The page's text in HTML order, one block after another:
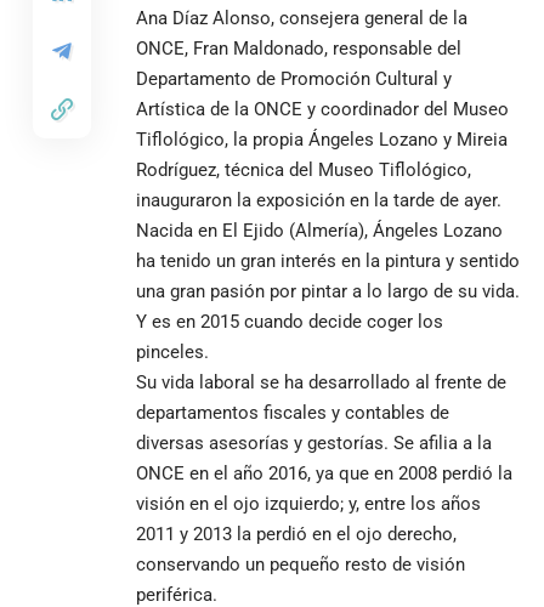
Ana Díaz Alonso, consejera general de la
ONCE, Fran Maldonado, responsable del
Departamento de Promoción Cultural y
Artística de la ONCE y coordinador del Museo
Tiflológico, la propia Ángeles Lozano y Mireia
Rodríguez, técnica del Museo Tiflológico,
inauguraron la exposición en la tarde de ayer.
Nacida en El Ejido (Almería), Ángeles Lozano
ha tenido un gran interés en la pintura y sentido
una gran pasión por pintar a lo largo de su vida.
Y es en 2015 cuando decide coger los
pinceles.
Su vida laboral se ha desarrollado al frente de
departamentos fiscales y contables de
diversas asesorías y gestorías. Se afilia a la
ONCE en el año 2016, ya que en 2008 perdió la
visión en el ojo izquierdo; y, entre los años
2011 y 2013 la perdió en el ojo derecho,
conservando un pequeño resto de visión
periférica.